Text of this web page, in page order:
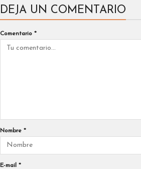
DEJA UN COMENTARIO
Comentario *
Nombre *
E-mail *